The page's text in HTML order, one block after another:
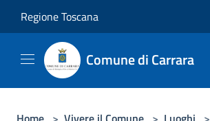
Regione Toscana
Comune di Carrara